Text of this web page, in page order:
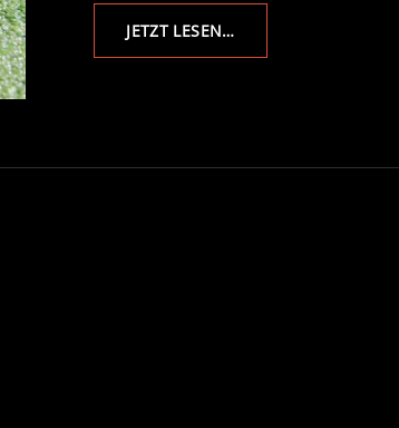
JETZT LESEN…WASSERLINSEN
–
WELT